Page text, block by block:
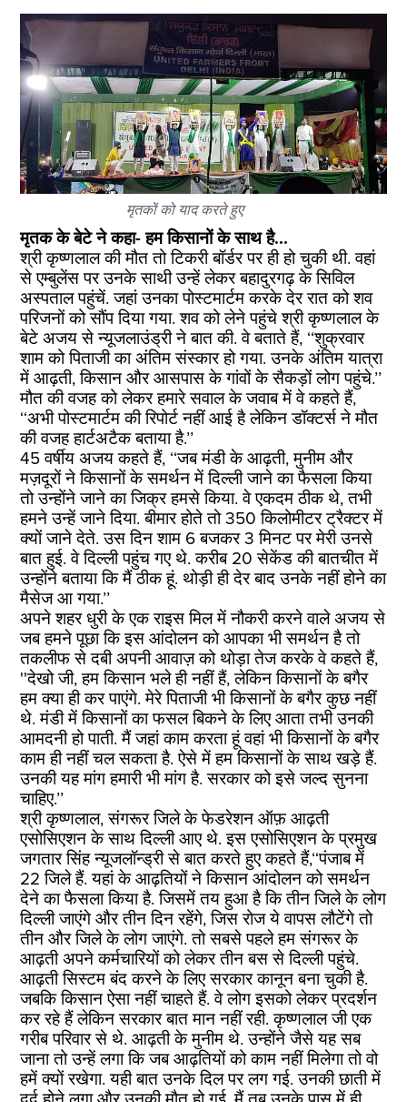
मृतकों को याद करते हुए
मृतक के बेटे ने कहा- हम किसानों के साथ है...
श्री कृष्णलाल की मौत तो टिकरी बॉर्डर पर ही हो चुकी थी. वहां
से एम्बुलेंस पर उनके साथी उन्हें लेकर बहादुरगढ़ के सिविल
अस्पताल पहुंचें. जहां उनका पोस्टमार्टम करके देर रात को शव
परिजनों को सौंप दिया गया. शव को लेने पहुंचे श्री कृष्णलाल के
बेटे अजय से न्यूजलाउंड्री ने बात की. वे बताते हैं, ‘‘शुक्रवार
शाम को पिताजी का अंतिम संस्कार हो गया. उनके अंतिम यात्रा
में आढ़ती, किसान और आसपास के गांवों के सैकड़ों लोग पहुंचे.’’
मौत की वजह को लेकर हमारे सवाल के जवाब में वे कहते हैं,
‘‘अभी पोस्टमार्टम की रिपोर्ट नहीं आई है लेकिन डॉक्टर्स ने मौत
की वजह हार्टअटैक बताया है.’’
45 वर्षीय अजय कहते हैं, ‘‘जब मंडी के आढ़ती, मुनीम और
मज़दूरों ने किसानों के समर्थन में दिल्ली जाने का फैसला किया
तो उन्होंने जाने का जिक्र हमसे किया. वे एकदम ठीक थे, तभी
हमने उन्हें जाने दिया. बीमार होते तो 350 किलोमीटर ट्रैक्टर में
क्यों जाने देते. उस दिन शाम 6 बजकर 3 मिनट पर मेरी उनसे
बात हुई. वे दिल्ली पहुंच गए थे. करीब 20 सेकेंड की बातचीत में
उन्होंने बताया कि मैं ठीक हूं. थोड़ी ही देर बाद उनके नहीं होने का
मैसेज आ गया.’’
अपने शहर धुरी के एक राइस मिल में नौकरी करने वाले अजय से
जब हमने पूछा कि इस आंदोलन को आपका भी समर्थन है तो
तकलीफ से दबी अपनी आवाज़ को थोड़ा तेज करके वे कहते हैं,
''देखो जी, हम किसान भले ही नहीं हैं, लेकिन किसानों के बगैर
हम क्या ही कर पाएंगे. मेरे पिताजी भी किसानों के बगैर कुछ नहीं
थे. मंडी में किसानों का फसल बिकने के लिए आता तभी उनकी
आमदनी हो पाती. मैं जहां काम करता हूं वहां भी किसानों के बगैर
काम ही नहीं चल सकता है. ऐसे में हम किसानों के साथ खड़े हैं.
उनकी यह मांग हमारी भी मांग है. सरकार को इसे जल्द सुनना
चाहिए.’’
श्री कृष्णलाल, संगरूर जिले के फेडरेशन ऑफ़ आढ़ती
एसोसिएशन के साथ दिल्ली आए थे. इस एसोसिएशन के प्रमुख
जगतार सिंह न्यूजलॉन्ड्री से बात करते हुए कहते हैं,‘‘पंजाब में
22 जिले हैं. यहां के आढ़तियों ने किसान आंदोलन को समर्थन
देने का फैसला किया है. जिसमें तय हुआ है कि तीन जिले के लोग
दिल्ली जाएंगे और तीन दिन रहेंगे, जिस रोज ये वापस लौटेंगे तो
तीन और जिले के लोग जाएंगे. तो सबसे पहले हम संगरूर के
आढ़ती अपने कर्मचारियों को लेकर तीन बस से दिल्ली पहुंचे.
आढ़ती सिस्टम बंद करने के लिए सरकार कानून बना चुकी है.
जबकि किसान ऐसा नहीं चाहते हैं. वे लोग इसको लेकर प्रदर्शन
कर रहे हैं लेकिन सरकार बात मान नहीं रही. कृष्णलाल जी एक
गरीब परिवार से थे. आढ़ती के मुनीम थे. उन्होंने जैसे यह सब
जाना तो उन्हें लगा कि जब आढ़तियों को काम नहीं मिलेगा तो वो
हमें क्यों रखेगा. यही बात उनके दिल पर लग गई. उनकी छाती में